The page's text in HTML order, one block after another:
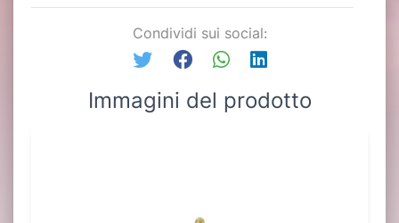
Condividi sui social:
Immagini del prodotto